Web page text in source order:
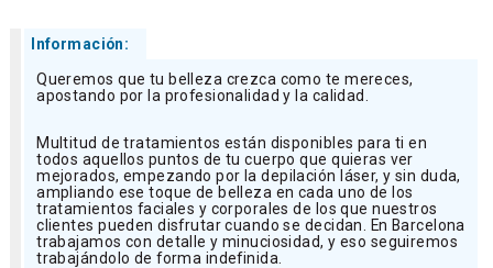
Información:
Queremos que tu belleza crezca como te mereces,
apostando por la profesionalidad y la calidad.
Multitud de tratamientos están disponibles para ti en
todos aquellos puntos de tu cuerpo que quieras ver
mejorados, empezando por la depilación láser, y sin duda,
ampliando ese toque de belleza en cada uno de los
tratamientos faciales y corporales de los que nuestros
clientes pueden disfrutar cuando se decidan. En Barcelona
trabajamos con detalle y minuciosidad, y eso seguiremos
trabajándolo de forma indefinida.